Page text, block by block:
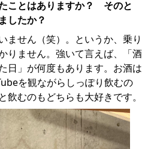
ことはありますか？ そのと
したか？
ません（笑）。というか、乗り
りません。強いて言えば、「酒
日」が何度もあります。お酒は
を観ながらしっぽり飲むの
飲むのもどちらも大好きです。